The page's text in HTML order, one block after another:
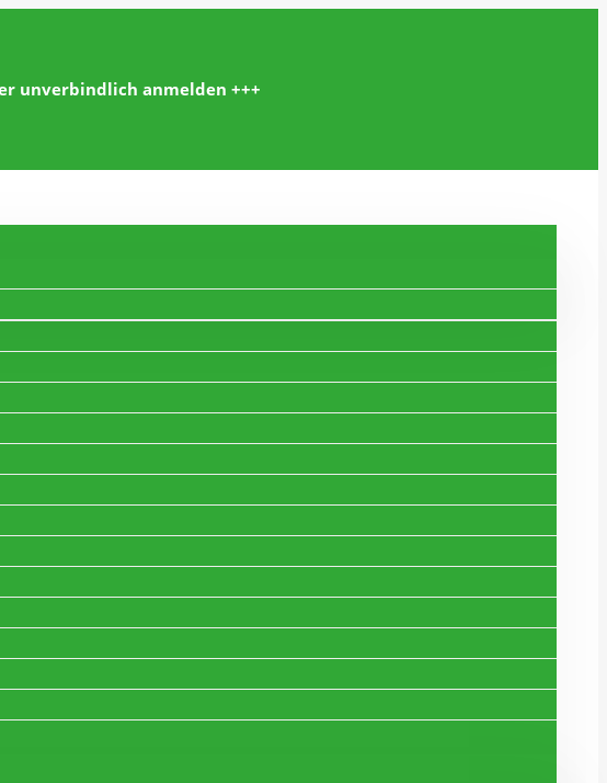
unverbindlich anmelden +++